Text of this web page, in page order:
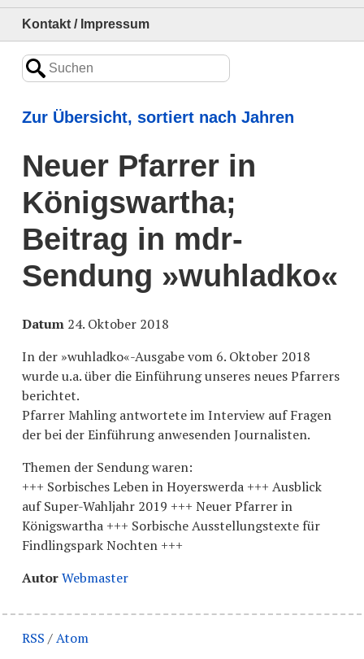
Kontakt / Impressum
Zur Übersicht, sortiert nach Jahren
Neuer Pfarrer in
Königswartha;
Beitrag in mdr-
Sendung »wuhladko«
Datum 24. Oktober 2018
In der »wuhladko«-Ausgabe vom 6. Oktober 2018
wurde u.a. über die Einführung unseres neues Pfarrers
berichtet.
Pfarrer Mahling antwortete im Interview auf Fragen
der bei der Einführung anwesenden Journalisten.
Themen der Sendung waren:
+++ Sorbisches Leben in Hoyerswerda +++ Ausblick
auf Super-Wahljahr 2019 +++ Neuer Pfarrer in
Königswartha +++ Sorbische Ausstellungstexte für
Findlingspark Nochten +++
AutorWebmaster
RSS /Atom